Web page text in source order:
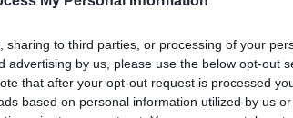
sharing to third parties, or processing of your
advertising by us, please use the below opt-out
that after your opt-out request is processed
based on personal information utilized by us